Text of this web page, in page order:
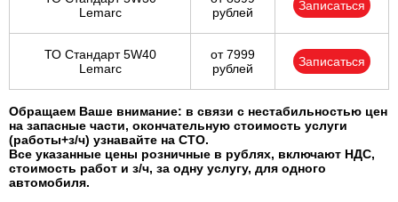
Lemarc
рублей
Записаться
ТО Стандарт 5W40
Lemarc
от 7999
рублей
Записаться
Обращаем Ваше внимание: в связи с нестабильностью цен
на запасные части, окончательную стоимость услуги
(работы+з/ч) узнавайте на СТО.
Все указанные цены розничные в рублях, включают НДС,
стоимость работ и з/ч, за одну услугу, для одного
автомобиля.